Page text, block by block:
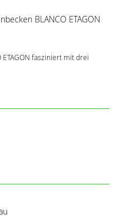
BLANCO ETAGON
ETAGON fasziniert mit drei